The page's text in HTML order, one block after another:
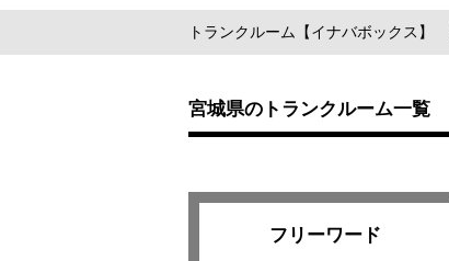
トランクルーム【イナバボックス】
宮城県のトランクルーム一覧
フリーワード